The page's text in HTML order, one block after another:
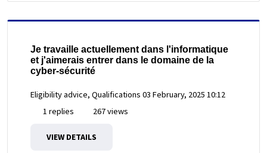
Je travaille actuellement dans l'informatique
et j'aimerais entrer dans le domaine de la
cyber-sécurité
Eligibility advice, Qualifications 03 February, 2025 10:12
1 replies
267 views
VIEW DETAILS